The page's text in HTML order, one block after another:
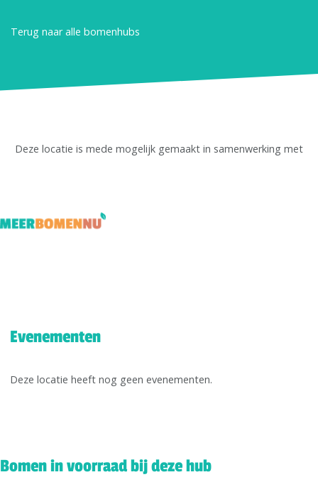
Terug naar alle bomenhubs
Deze locatie is mede mogelijk gemaakt in samenwerking met
Evenementen
Deze locatie heeft nog geen evenementen.
Bomen in voorraad bij deze hub